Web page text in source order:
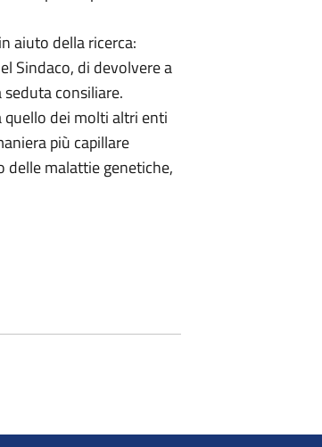
aiuto della ricerca:
Sindaco, di devolvere a
consiliare.
quello dei molti altri enti
più capillare
delle malattie genetiche,